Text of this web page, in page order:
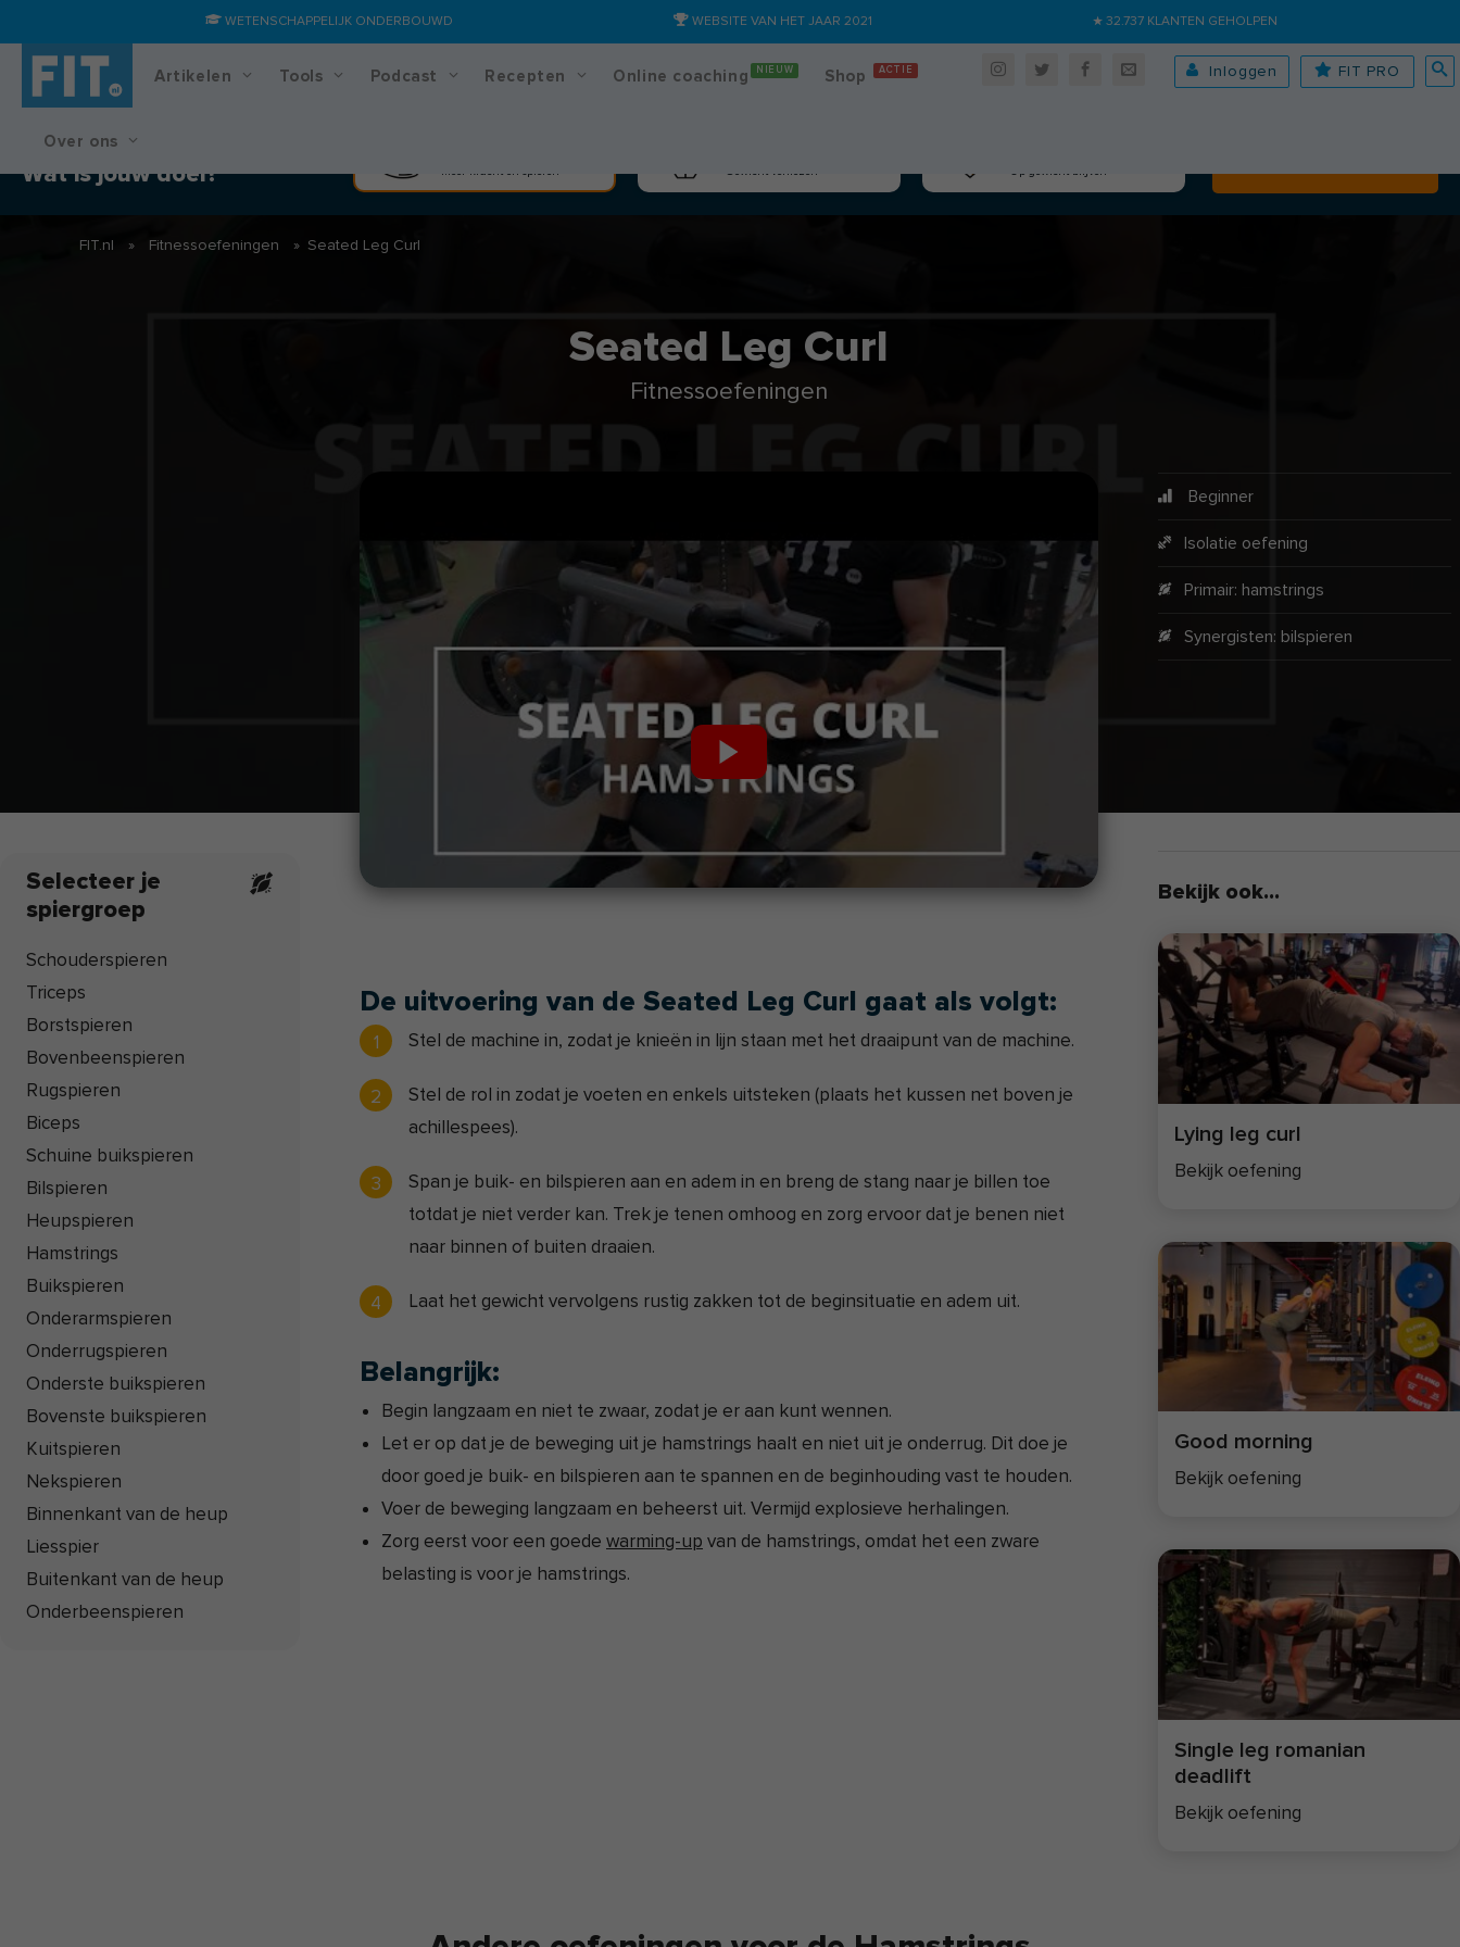
WETENSCHAPPELIJK ONDERBOUWD WEBSITE VAN HET JAAR 2021 ★ 32.737 KLANTEN GEHOLPEN
Artikelen Tools Podcast Recepten Online coaching NIEUW Shop ACTIE
Over ons
Inloggen FIT PRO
Training & voedingsplan
Wat is jouw doel?
FIT.nl » Fitnessoefeningen » Seated Leg Curl
Selecteer je
spiergroep
Schouderspieren
Triceps
Borstspieren
Bovenbeenspieren
Rugspieren
Biceps
Schuine buikspieren
Bilspieren
Heupspieren
Hamstrings
Buikspieren
Onderarmspieren
Onderrugspieren
Onderste buikspieren
Bovenste buikspieren
Kuitspieren
Nekspieren
Binnenkant van de heup
Liesspier
Buitenkant van de heup
Onderbeenspieren
Seated Leg Curl
Fitnessoefeningen
Beginner
Isolatie oefening
Primair: hamstrings
Synergisten: bilspieren
De uitvoering van de Seated Leg Curl gaat als volgt:
Stel de machine in, zodat je knieën in lijn staan met het draaipunt van de machine.
Stel de rol in zodat je voeten en enkels uitsteken (plaats het kussen net boven je
achillespees).
Span je buik- en bilspieren aan en adem in en breng de stang naar je billen toe
totdat je niet verder kan. Trek je tenen omhoog en zorg ervoor dat je benen niet
naar binnen of buiten draaien.
Laat het gewicht vervolgens rustig zakken tot de beginsituatie en adem uit.
Belangrijk:
Begin langzaam en niet te zwaar, zodat je er aan kunt wennen.
Let er op dat je de beweging uit je hamstrings haalt en niet uit je onderrug. Dit doe je
door goed je buik- en bilspieren aan te spannen en de beginhouding vast te houden.
Voer de beweging langzaam en beheerst uit. Vermijd explosieve herhalingen.
Zorg eerst voor een goede warming-up van de hamstrings, omdat het een zware
belasting is voor je hamstrings.
Bekijk ook...
Lying leg curl
Bekijk oefening
Good morning
Bekijk oefening
Single leg romanian
deadlift
Bekijk oefening